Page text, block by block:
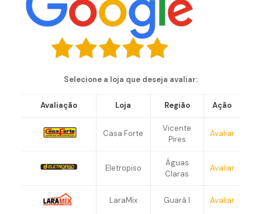
Selecione a loja que deseja avaliar:
Avaliação Loja Região Ação
Casa Forte
Vicente
Pires
Avaliar
Eletropiso
Águas
Claras
Avaliar
LaraMix Guará I Avaliar